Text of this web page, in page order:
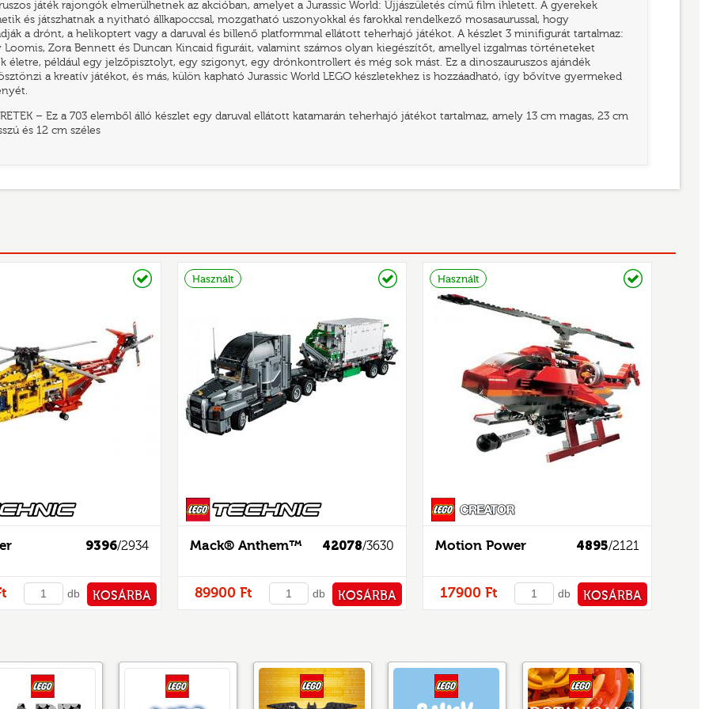
játék rajongók elmerülhetnek az akcióban, amelyet a Jurassic World: Újjászületés című film ihletett. A gyerekek
és játszhatnak a nyitható állkapoccsal, mozgatható uszonyokkal és farokkal rendelkező mosasaurussal, hogy
a drónt, a helikoptert vagy a daruval és billenő platformmal ellátott teherhajó játékot. A készlet 3 minifigurát tartalmaz:
Loomis, Zora Bennett és Duncan Kincaid figuráit, valamint számos olyan kiegészítőt, amellyel izgalmas történeteket
életre, például egy jelzőpisztolyt, egy szigonyt, egy drónkontrollert és még sok mást. Ez a dinoszauruszos ajándék
a kreatív játékot, és más, külön kapható Jurassic World LEGO készletekhez is hozzáadható, így bővítve gyermeked
– Ez a 703 elemből álló készlet egy daruval ellátott katamarán teherhajó játékot tartalmaz, amely 13 cm magas, 23 cm
és 12 cm széles
9396/2934
db KOSÁRBA
Használt
42078/3630
Mack® Anthem™
89900 Ft db KOSÁRBA
Használt
4895/2121
Motion Power
17900 Ft db KOSÁRBA